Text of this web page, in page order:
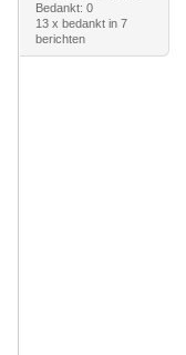
Bedankt: 0
13 x bedankt in 7
berichten